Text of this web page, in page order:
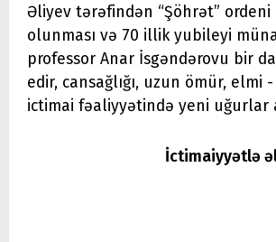
Əliyev tərəfindən “Şöhrət”
olunması və 70 illik yubileyi
professor Anar İsgəndərovu bir
edir, cansağlığı, uzun ömür, elmi
ictimai fəaliyyətində yeni uğurlar
İctimaiyyətlə